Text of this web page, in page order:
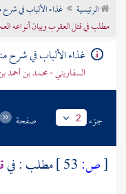
تراجم الأعلام
الرئيسية
غذاء الألباب في
مطلب في قتل العقرب وبيان أنواعه
غذاء الألباب في شرح
السفاريني - محمد بن أحمد
جزء 2 صفحة
[ص: مطلب : في